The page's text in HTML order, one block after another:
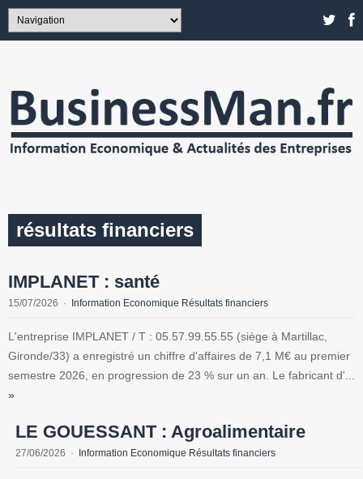
résultats financiers
IMPLANET : santé
15/07/2026 Information Economique Résultats financiers
L'entreprise IMPLANET / T : 05.57.99.55.55 (siège à Martillac,
Gironde/33) a enregistré un chiffre d'affaires de 7,1 M€ au premier
semestre 2026, en progression de 23 % sur un an. Le fabricant d'...
»
LE GOUESSANT : Agroalimentaire
27/06/2026 Information Economique Résultats financiers